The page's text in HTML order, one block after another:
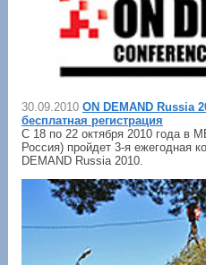
30.09.2010 ON DEMAND Russia
бесплатная регистрация
С 18 по 22 октября 2010 года в
Россия) пройдет 3-я ежегодная
DEMAND Russia 2010.